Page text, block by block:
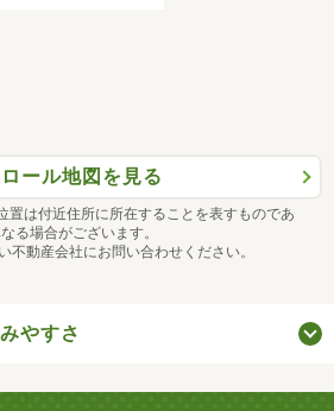
ール地図を見る
置は付近住所に所在することを表すものであ
る場合がございます。
不動産会社にお問い合わせください。
やすさ